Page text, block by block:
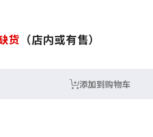
货 （店内或有售）
添加到购物车